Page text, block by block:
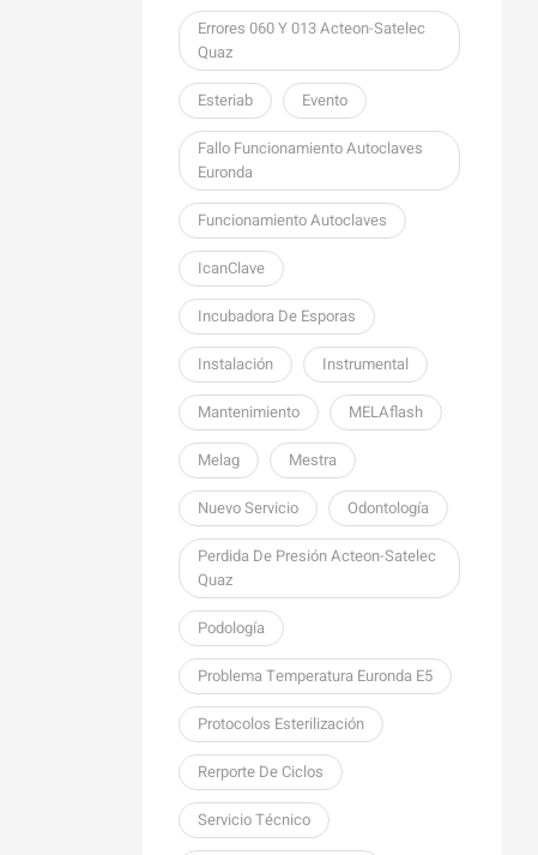
Errores 060 Y 013 Acteon-Satelec
Quaz
Esteriab Evento
Fallo Funcionamiento Autoclaves
Euronda
Funcionamiento Autoclaves
IcanClave
Incubadora De Esporas
Instalación Instrumental
Mantenimiento MELAflash
Melag Mestra
Nuevo Servicio Odontología
Perdida De Presión Acteon-Satelec
Quaz
Podología
Problema Temperatura Euronda E5
Protocolos Esterilización
Rerporte De Ciclos
Servicio Técnico